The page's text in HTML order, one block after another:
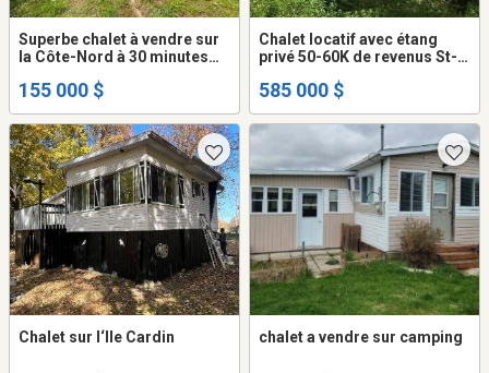
Superbe chalet à vendre sur
la Côte-Nord à 30 minutes
155 000 $
Chalet locatif avec étang
privé 50-60K de revenus St-
585 000 $
Chalet sur l‘Ile Cardin chalet a vendre sur camping